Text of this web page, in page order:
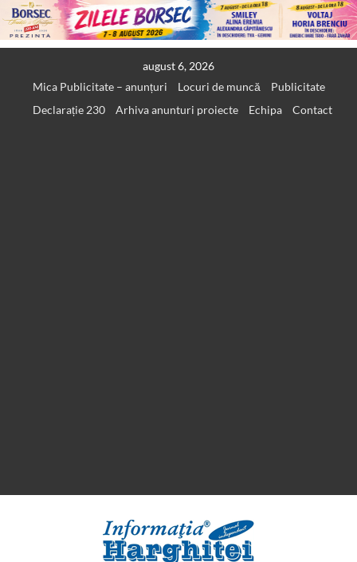
august 6, 2026
Mica Publicitate – anunțuri
Locuri de muncă
Publicitate
Declarație 230
Arhiva anunturi proiecte Echipa Contact